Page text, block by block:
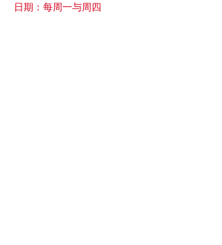
日期：每周一与周四